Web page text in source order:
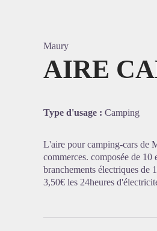
Maury
AIRE
Type d'usage : Camping
L'aire pour camping-cars de
commerces. composée de 10
branchements électriques de
3,50€ les 24heures